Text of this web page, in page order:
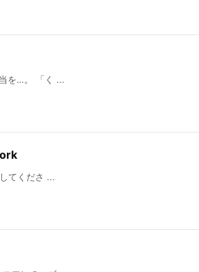
を…。 「く ...
くださ ...